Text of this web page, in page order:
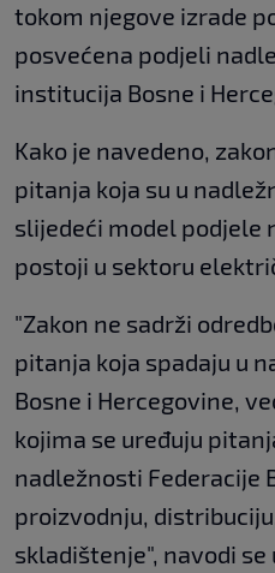
tokom njegove izrade
posvećena podjeli
institucija Bosne i
Kako je navedeno,
pitanja koja su u
slijedeći model podjele
postoji u sektoru
"Zakon ne sadrži
pitanja koja spadaju u
Bosne i Hercegovine,
kojima se uređuju
nadležnosti Federacije
proizvodnju,
skladištenje", navodi se